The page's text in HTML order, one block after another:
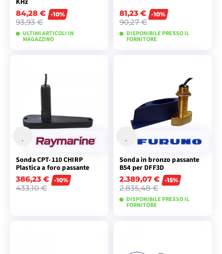
84,28 €
93,93 €
-10%
ULTIMI ARTICOLI IN
MAGAZZINO
CARRELLO
81,23 €
90,27 €
-10%
DISPONIBILE PRESSO IL
FORNITORE
Sonda CPT-110 CHIRP
Plastica a foro passante
386,23 €
433,10 €
-10%
Sonda in bronzo passante
B54 per DFF3D
2.389,07 €
2.835,48 €
-15%
DISPONIBILE PRESSO IL
FORNITORE